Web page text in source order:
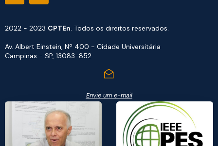
2022 - 2023 CPTEn. Todos os direitos reservados.
Av. Albert Einstein, Nº 400 - Cidade Universitária
Campinas - SP, 13083-852
Envie um e-mail